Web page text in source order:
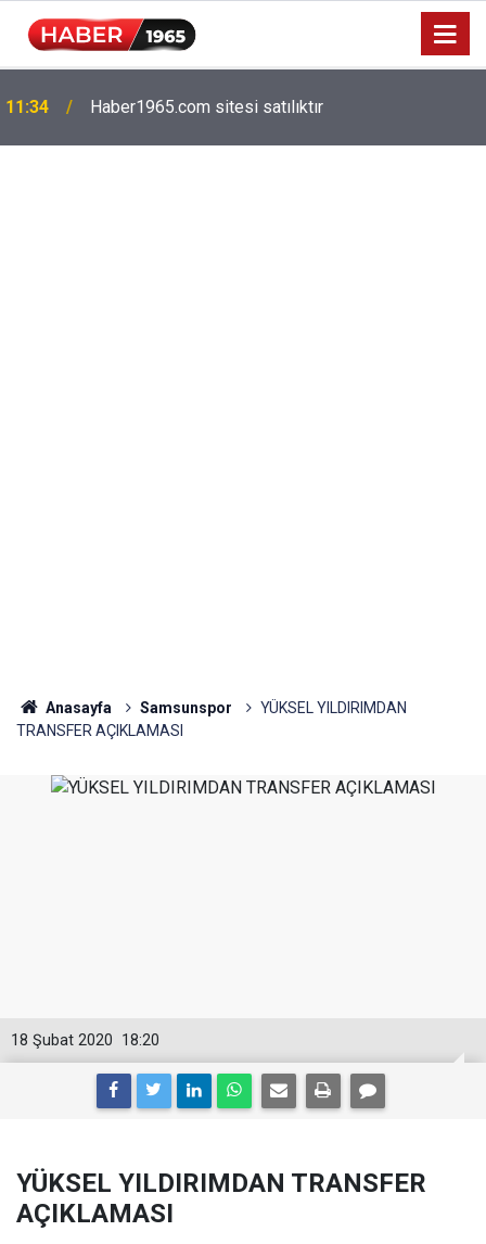
15:52
hesaplarda
Anasayfa Samsunspor
YÜKSEL YILDIRIMDAN
TRANSFER AÇIKLAMASI
18:20
18 Şubat 2020
YÜKSEL YILDIRIMDAN TRANSFER
AÇIKLAMASI